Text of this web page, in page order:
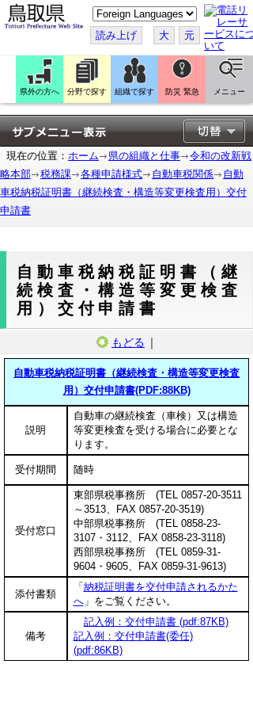
こ
の
ペ
ー
ジ
翻
訳
す
る
読み上げ 大 元
県外の方へ 分野で探す 組織で探す 防災 緊急 メニュー
現在の位置： ホーム 県の組織と仕事
令和の改新戦
略本部
税務課 各種申請様式 自動車税関係
自動
車税納税証明書（継続検査・構造等変更検査用）交付
申請書
自動車税納税証明書（継
続検査・構造等変更検査
用）交付申請書
もどる ｜
自動車税納税証明書（継続検査・構造等変更検査
用）交付申請書(PDF:88KB)
説明
自動車の継続検査（車検）又は構造
等変更検査を受ける場合に必要とな
ります。
受付期間 随時
受付窓口
東部県税事務所 (TEL 0857-20-3511
～3513、FAX 0857-20-3519)
中部県税事務所 (TEL 0858-23-
3107・3112、FAX 0858-23-3118)
西部県税事務所 (TEL 0859-31-
9604・9605、FAX 0859-31-9613)
添付書類
「 納税証明書を交付申請されるかた
へ」をご覧ください。
備考
記入例：交付申請書 (pdf:87KB)
記入例：交付申請書(委任)
(pdf:86KB)